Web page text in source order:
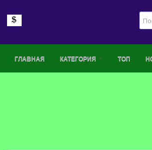
ГЛАВНАЯ КАТЕГОРИЯ ТОП